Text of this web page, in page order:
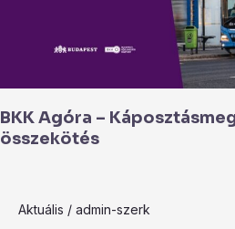
BKK Agóra –
összekötés
Aktuális / admin-szerk